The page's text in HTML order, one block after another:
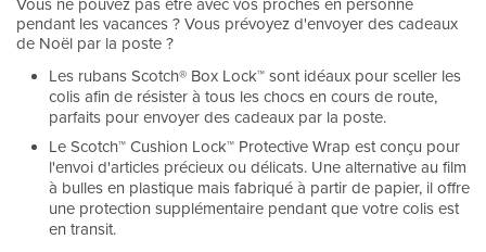
Vous ne pouvez pas être avec vos proches en personne
pendant les vacances ? Vous prévoyez d'envoyer des cadeaux
de Noël par la poste ?
Les rubans Scotch® Box Lock™ sont idéaux pour sceller les
colis afin de résister à tous les chocs en cours de route,
parfaits pour envoyer des cadeaux par la poste.
Le Scotch™ Cushion Lock™ Protective Wrap est conçu pour
l'envoi d'articles précieux ou délicats. Une alternative au film
à bulles en plastique mais fabriqué à partir de papier, il offre
une protection supplémentaire pendant que votre colis est
en transit.